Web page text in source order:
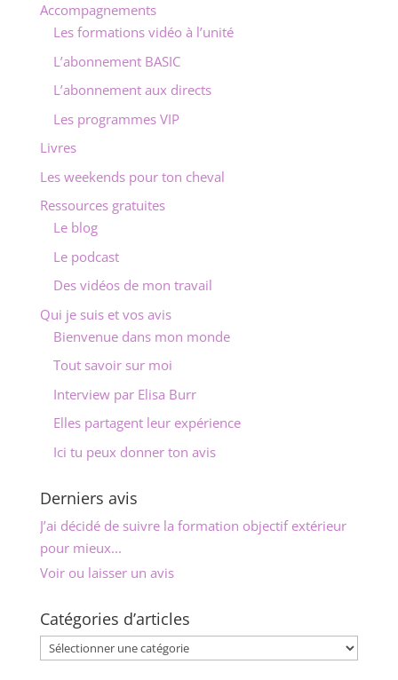
Accompagnements
Les formations vidéo à l’unité
L’abonnement BASIC
L’abonnement aux directs
Les programmes VIP
Livres
Les weekends pour ton cheval
Ressources gratuites
Le blog
Le podcast
Des vidéos de mon travail
Qui je suis et vos avis
Bienvenue dans mon monde
Tout savoir sur moi
Interview par Elisa Burr
Elles partagent leur expérience
Ici tu peux donner ton avis
Derniers avis
J’ai décidé de suivre la formation objectif extérieur
pour mieux...
Voir ou laisser un avis
Catégories d’articles
Catégories